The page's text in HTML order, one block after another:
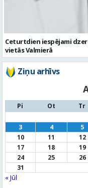
Ceturtdien iespējami
vietās Valmierā
Ziņu arhīvs
Pi Ot Tr
3
4 5
10
11 12
17
18 19
24
25 26
31
« Jūl